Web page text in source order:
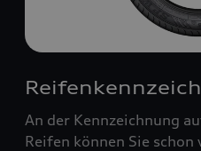
An der Kennzeichnung
Reifen können Sie schon